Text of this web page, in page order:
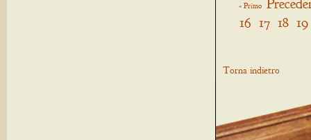
« Primo
16 17 18 19
Torna indietro